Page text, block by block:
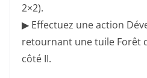
2×2).
▶ Effectuez une action
retournant une tuile Forêt
côté II.